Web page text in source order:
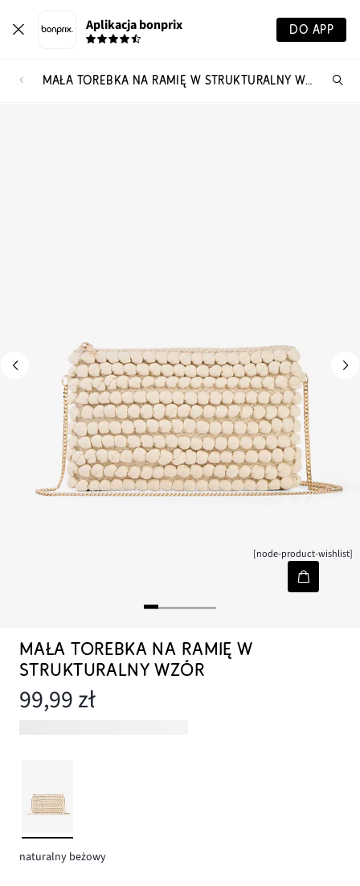
Aplikacja bonprix DO APP
MAŁA TOREBKA NA RAMIĘ W STRUKTURALNY WZÓR
[node-product-wishlist]
MAŁA TOREBKA NA RAMIĘ W
STRUKTURALNY WZÓR
99,99 zł
naturalny beżowy